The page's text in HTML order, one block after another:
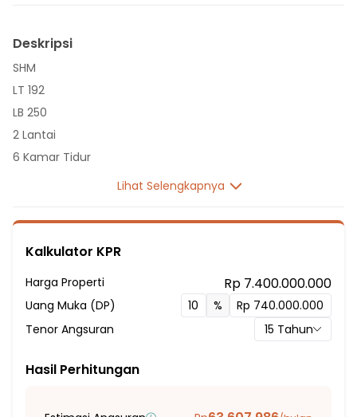
Deskripsi
SHM
LT 192
LB 250
2 Lantai
6 Kamar Tidur
Sumber Air PDAM
Hadap Timur
6 Menit ke SMA Mahatma Gading
6 Menit ke SMA Don Bosco 2
6 Menit ke Sekolah Dasar Negeri Kayu Putih 09 Pagi
7 Menit ke SD Negeri Siemens Pagi
Lihat Selengkapnya
Kalkulator KPR
Harga Properti Rp 7.400.000.000
Uang Muka (DP)
%
Tenor Angsuran
15 Tahun
Hasil Perhitungan